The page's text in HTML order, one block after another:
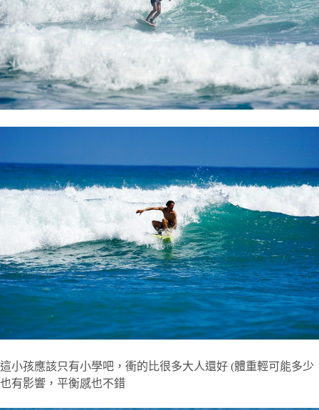
這小孩應該只有小學吧，衝的比很多大人還好 (體重輕可能多少
也有影響，平衡感也不錯